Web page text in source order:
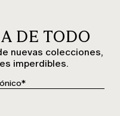
DE TODO
nuevas colecciones,
imperdibles.